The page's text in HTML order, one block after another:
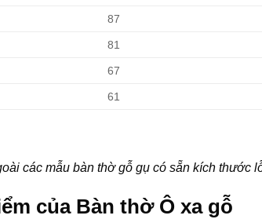
87
81
67
61
các mẫu bàn thờ gỗ gụ có sẵn kích thước
của Bàn thờ Ô xa gỗ